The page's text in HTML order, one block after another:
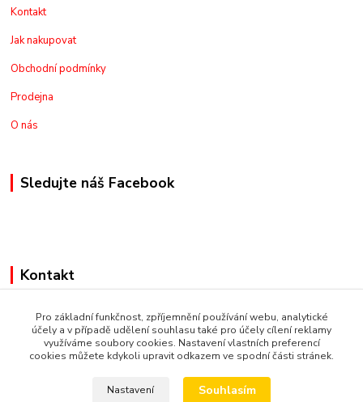
Kontakt
Jak nakupovat
Obchodní podmínky
Prodejna
O nás
Sledujte náš Facebook
Kontakt
+420775973462
nakupznemecka@email.cz
Pro základní funkčnost, zpříjemnění používání webu, analytické
účely a v případě udělení souhlasu také pro účely cílení reklamy
využíváme soubory cookies. Nastavení vlastních preferencí
cookies můžete kdykoli upravit odkazem ve spodní části stránek.
Nastavení Souhlasím